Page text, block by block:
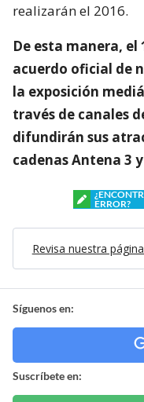
realizarán el 2016.
De esta manera, el
acuerdo oficial de
la exposición
través de canales
difundirán sus
cadenas Antena 3
ERROR?
Revisa nuestra
Síguenos en:
Suscríbete en: